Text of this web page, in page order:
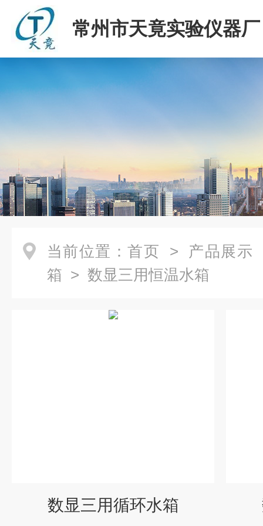
常州市天竟实验仪器厂
当前位置： 首页 > 产品展示
箱 > 数显三用恒温水箱
数显三用循环水箱